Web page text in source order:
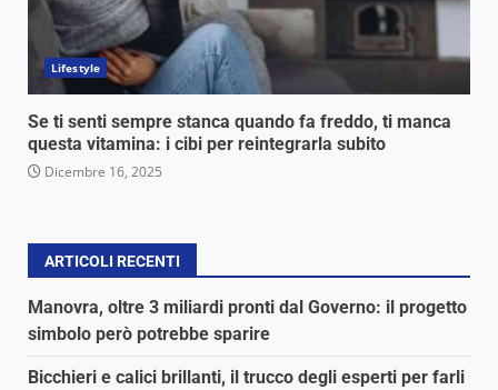
Lifestyle
Se ti senti sempre stanca quando fa freddo, ti manca
questa vitamina: i cibi per reintegrarla subito
Dicembre 16, 2025
ARTICOLI RECENTI
Manovra, oltre 3 miliardi pronti dal Governo: il progetto
simbolo però potrebbe sparire
Bicchieri e calici brillanti, il trucco degli esperti per farli